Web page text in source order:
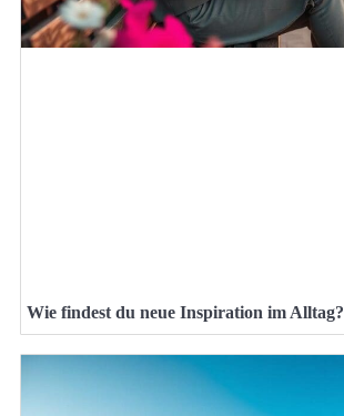
Wie findest du neue Inspiration im Alltag?